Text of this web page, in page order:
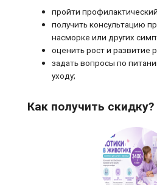
пройти
получить консультацию
насморке или других
оценить рост и развитие
задать вопросы по
уходу;
Как получить скидку?